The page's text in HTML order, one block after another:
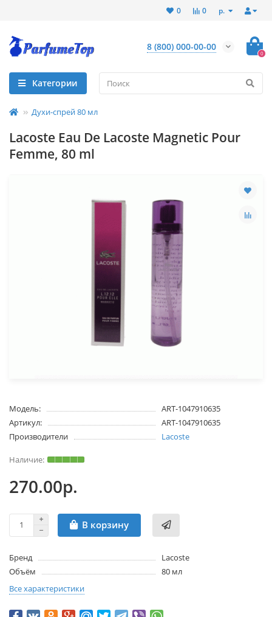
р.
0
0
8 (800) 000-00-00
0
Категории
Духи-спрей 80 мл
Lacoste Eau De Lacoste Magnetic Pour
Femme, 80 ml
Модель:
ART-1047910635
Артикул:
ART-1047910635
Производители
Lacoste
270.00р.
В корзину
Бренд
Lacoste
Объём
80 мл
Все характеристики